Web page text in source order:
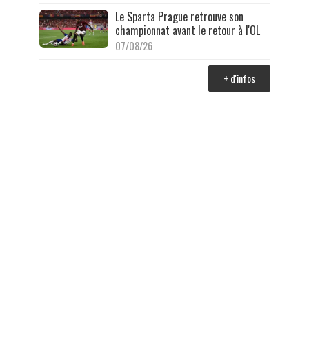
Le Sparta Prague retrouve son
championnat avant le retour à l'OL
07/08/26
+ d'infos